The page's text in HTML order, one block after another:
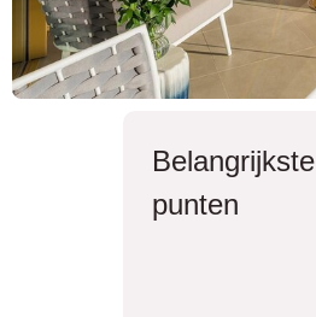
Belangrijkste
punten